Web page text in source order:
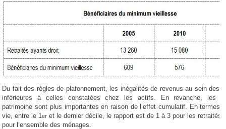
Du fait des règles de plafonnement, les inégalités de revenus au sein des
inférieures à celles constatées chez les actifs. En revanche, les
patrimoine sont plus importantes en raison de l’effet cumulatif. En termes
vie, entre le 1er et le dernier décile, le rapport est de 1 à 3 pour les retraités
pour l’ensemble des ménages.